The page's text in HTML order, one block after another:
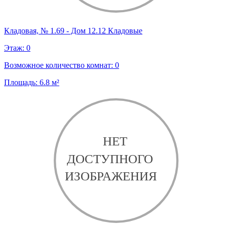
Кладовая, № 1.69 - Дом 12.12 Кладовые
Этаж: 0
Возможное количество комнат: 0
Площадь: 6.8 м²